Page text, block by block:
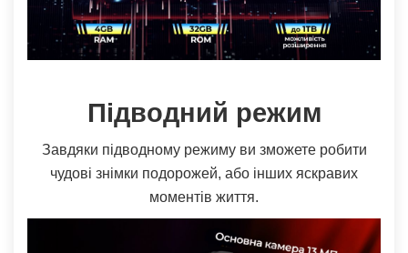
Підводний режим
Завдяки підводному режиму ви зможете робити
чудові знімки подорожей, або інших яскравих
моментів життя.